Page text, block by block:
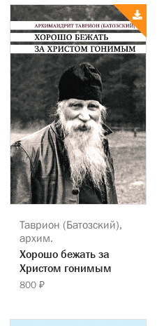
Таврион (Батозский),
архим.
Хорошо бежать за
Христом гонимым
800 ₽